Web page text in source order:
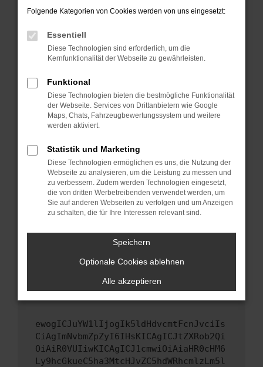
Prüfe deine Browsererweiterungen.
können das Laden bestimmter Seiten
verhindern. Funktioniert die Seite in einem
anderen Browser oder in einem privaten
Starte dein Gerät neu.
Das kann manchmal helfen, vorübergehende
Probleme zu beheben.
Betriebssystem auf dem neuesten Stand
sind.
Veraltete Software birgt nicht nur ein
Sicherheitsrisiko, sondern kann auch dazu
führen, dass bestimmte Funktionen nicht mehr
unterstützt werden.
Wende dich an den Webseitenbetreiber.
Wenn du alle oben genannten Schritte versucht
hast, kontaktiere uns bitte. Wir werden
versuchen, das Problem zu beheben. Du kannst
uns diesen Text schicken, um uns bei der
ewogICJuYW1lIjogIk5ldHdvcmtFcnJvciIs
CiAgImNvbmZpZyI6IHsKICAgICJtZXRob2Qi
OiAiR0VUIiwKICAgICJ1cmwiOiAiaHR0cHM6
Ly9hcGkueC5ha3MtcHJvZC5hdWRhcmlzLm5l
Folgende Kategorien von Cookies werden von uns eingesetzt:
Essentiell
Diese Technologien sind erforderlich, um die
Kernfunktionalität der Webseite zu gewährleisten.
Funktional
Diese Technologien bieten die bestmögliche Funktionalität
der Webseite. Services von Drittanbietern wie Google
Maps, Chats, Fahrzeugbewertungssystem und weitere
werden aktiviert.
Statistik und Marketing
Diese Technologien ermöglichen es uns, die Nutzung der
Webseite zu analysieren, um die Leistung zu messen und
zu verbessern. Zudem werden Technologien eingesetzt,
die von dritten Werbetreibenden verwendet werden, um
Sie auf anderen Webseiten zu verfolgen und um Anzeigen
zu schalten, die für Ihre Interessen relevant sind.
Speichern
Optionale Cookies ablehnen
Alle akzeptieren